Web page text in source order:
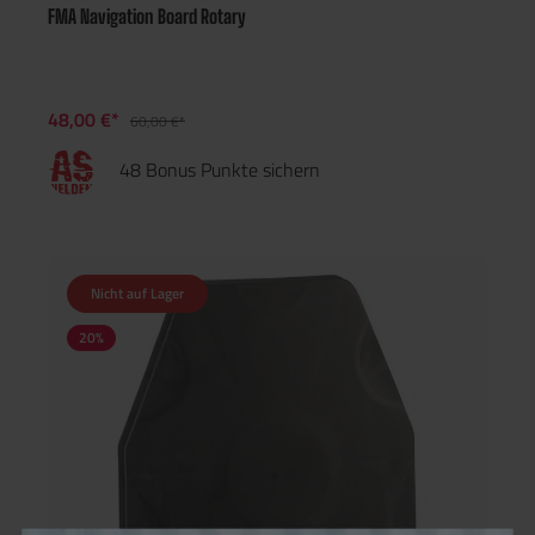
FMA Navigation Board Rotary
48,00 €* 60,00 €*
48 Bonus Punkte sichern
Nicht auf Lager
20%